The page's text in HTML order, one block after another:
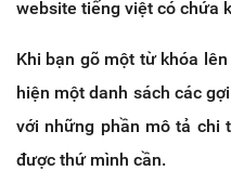
website tiếng việt có chứa
Khi bạn gõ một từ khóa
hiện một danh sách các
với những phần mô tả chi
được thứ mình cần.